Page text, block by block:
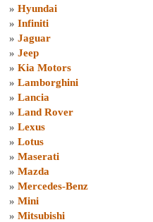
» Hyundai
» Infiniti
» Jaguar
» Jeep
» Kia Motors
» Lamborghini
» Lancia
» Land Rover
» Lexus
» Lotus
» Maserati
» Mazda
» Mercedes-Benz
» Mini
» Mitsubishi